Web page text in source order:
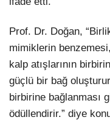
Prof. Dr. Doğan,
mimiklerin
kalp atışlarının
güçlü bir bağ
birbirine bağlanması
ödüllendirir.” diye